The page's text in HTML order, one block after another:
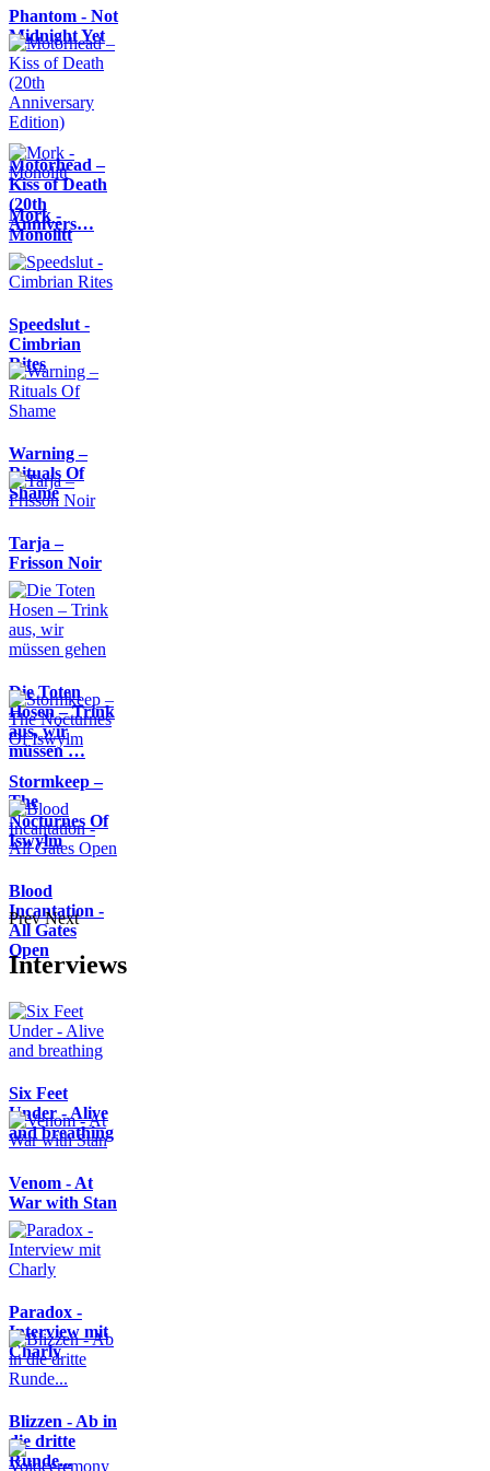
Phantom - Not
Midnight Yet
Motörhead –
Kiss of Death
(20th
Annivers…
Mork -
Monolitt
Speedslut -
Cimbrian
Rites
Warning –
Rituals Of
Shame
Tarja –
Frisson Noir
Die Toten
Hosen – Trink
aus, wir
müssen …
Stormkeep –
The
Nocturnes Of
Iswylm
Blood
Incantation -
All Gates
Open
Prev Next
Interviews
Six Feet
Under - Alive
and breathing
Venom - At
War with Stan
Paradox -
Interview mit
Charly
Blizzen - Ab in
die dritte
Runde...